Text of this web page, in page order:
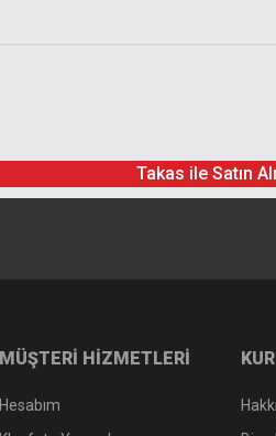
Takas ile Satın
MÜŞTERİ HİZMETLERİ
Hesabım